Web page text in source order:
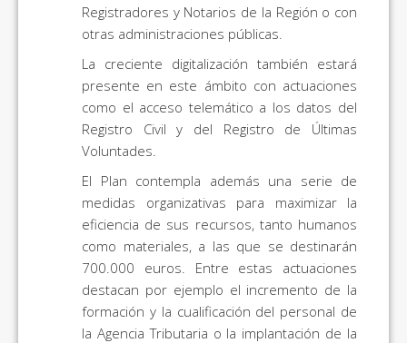
Registradores y Notarios de la Región o con
otras administraciones públicas.
La creciente digitalización también estará
presente en este ámbito con actuaciones
como el acceso telemático a los datos del
Registro Civil y del Registro de Últimas
Voluntades.
El Plan contempla además una serie de
medidas organizativas para maximizar la
eficiencia de sus recursos, tanto humanos
como materiales, a las que se destinarán
700.000 euros. Entre estas actuaciones
destacan por ejemplo el incremento de la
formación y la cualificación del personal de
la Agencia Tributaria o la implantación de la